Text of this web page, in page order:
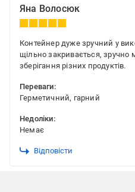
Яна Волосюк
Контейнер дуже зручний у
щільно закривається, зручно
зберігання різних продуктів.
Переваги:
Герметичний, гарний
Недоліки:
Немає
Відповісти